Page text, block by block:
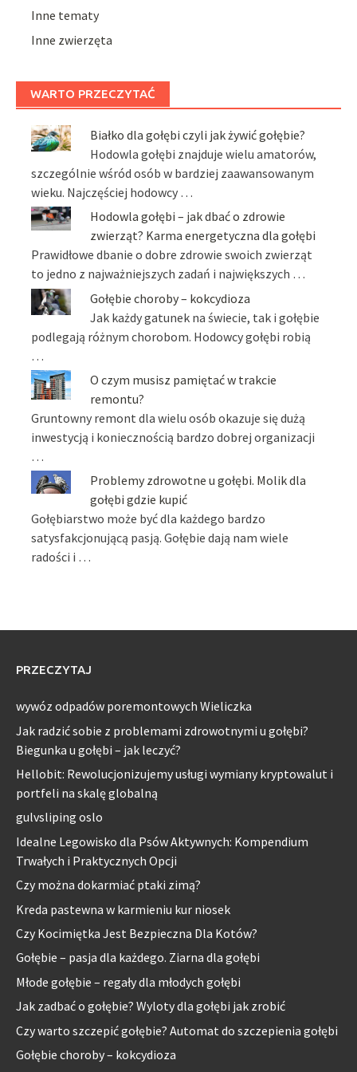
Inne tematy
Inne zwierzęta
WARTO PRZECZYTAĆ
Białko dla gołębi czyli jak żywić gołębie?
Hodowla gołębi znajduje wielu amatorów,
szczególnie wśród osób w bardziej zaawansowanym
wieku. Najczęściej hodowcy …
Hodowla gołębi – jak dbać o zdrowie
zwierząt? Karma energetyczna dla gołębi
Prawidłowe dbanie o dobre zdrowie swoich zwierząt
to jedno z najważniejszych zadań i największych …
Gołębie choroby – kokcydioza
Jak każdy gatunek na świecie, tak i gołębie
podlegają różnym chorobom. Hodowcy gołębi robią
…
O czym musisz pamiętać w trakcie
remontu?
Gruntowny remont dla wielu osób okazuje się dużą
inwestycją i koniecznością bardzo dobrej organizacji
…
Problemy zdrowotne u gołębi. Molik dla
gołębi gdzie kupić
Gołębiarstwo może być dla każdego bardzo
satysfakcjonującą pasją. Gołębie dają nam wiele
radości i …
PRZECZYTAJ
wywóz odpadów poremontowych Wieliczka
Jak radzić sobie z problemami zdrowotnymi u gołębi?
Biegunka u gołębi – jak leczyć?
Hellobit: Rewolucjonizujemy usługi wymiany kryptowalut i
portfeli na skalę globalną
gulvsliping oslo
Idealne Legowisko dla Psów Aktywnych: Kompendium
Trwałych i Praktycznych Opcji
Czy można dokarmiać ptaki zimą?
Kreda pastewna w karmieniu kur niosek
Czy Kocimiętka Jest Bezpieczna Dla Kotów?
Gołębie – pasja dla każdego. Ziarna dla gołębi
Młode gołębie – regały dla młodych gołębi
Jak zadbać o gołębie? Wyloty dla gołębi jak zrobić
Czy warto szczepić gołębie? Automat do szczepienia gołębi
Gołębie choroby – kokcydioza